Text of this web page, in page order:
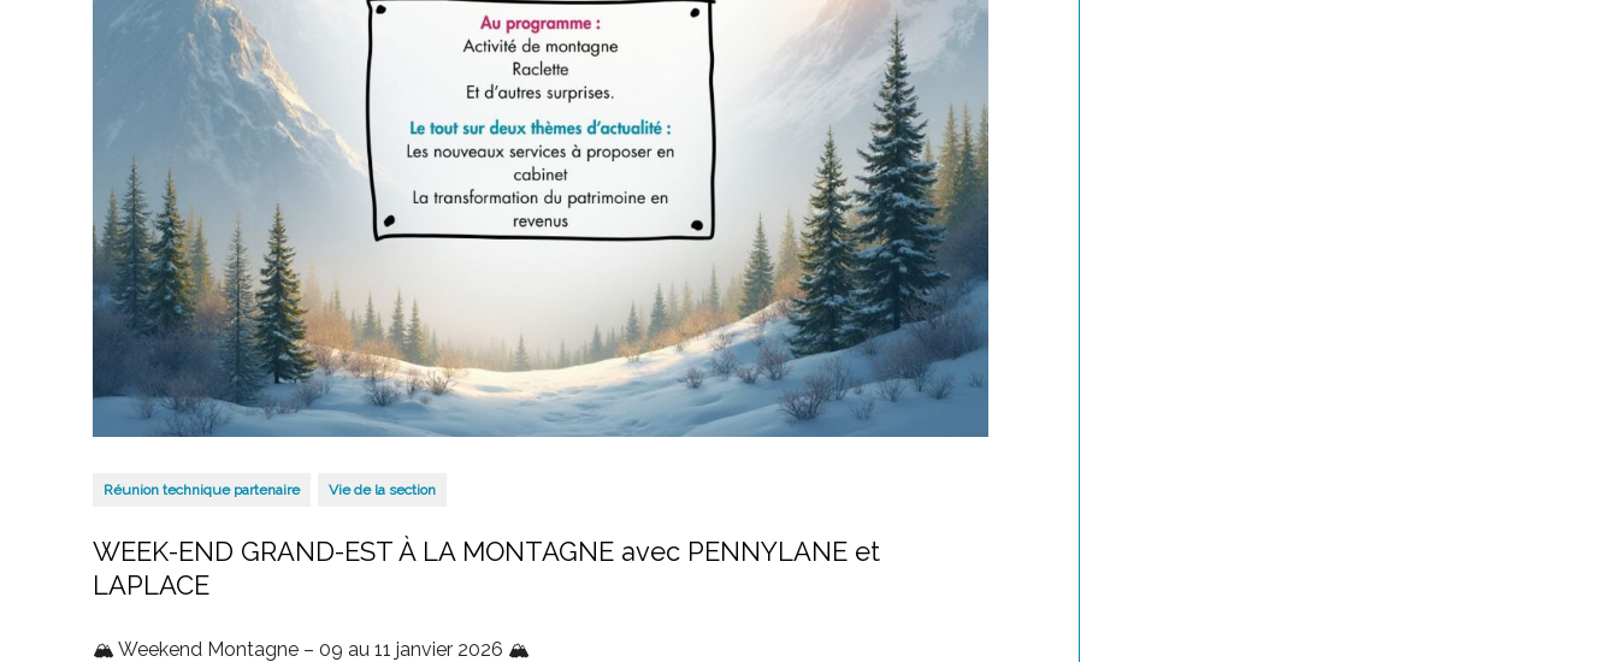
Réunion technique partenaire Vie de la section
WEEK-END GRAND-EST À LA MONTAGNE avec PENNYLANE et
LAPLACE
🏔 Weekend Montagne – 09 au 11 janvier 2026 🏔